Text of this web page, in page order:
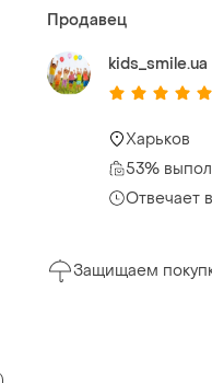
Продавец
kids_smile.ua
Харьков
53%
Отвечает
Защищаем